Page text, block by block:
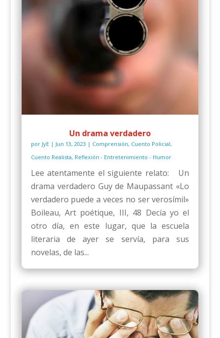
Un drama verdadero
por JyE| Jun 13, 2023 | Comprensión, Cuento Policial,
Cuento Realista, Reflexión - Entretenimiento - Humor
Lee atentamente el siguiente relato: Un
drama verdadero Guy de Maupassant «Lo
verdadero puede a veces no ser verosímil»
Boileau, Art poétique, III, 48 Decía yo el
otro día, en este lugar, que la escuela
literaria de ayer se servía, para sus
novelas, de las...